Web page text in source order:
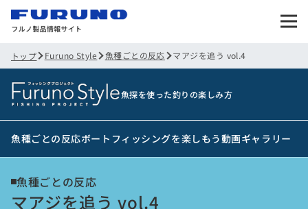
トップ Furuno Style 魚種ごとの反応 マアジを追う vol.4
魚探を使った釣りの楽しみ方
魚種ごとの反応ボートフィッシングを楽しもう動画ギャラリー
魚種ごとの反応
マアジを追う vol.4